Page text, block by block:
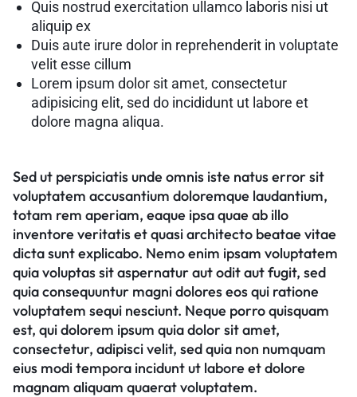
Quis nostrud exercitation ullamco laboris nisi ut
aliquip ex
Duis aute irure dolor in reprehenderit in voluptate
velit esse cillum
Lorem ipsum dolor sit amet, consectetur
adipisicing elit, sed do incididunt ut labore et
dolore magna aliqua.
Sed ut perspiciatis unde omnis iste natus error sit
voluptatem accusantium doloremque laudantium,
totam rem aperiam, eaque ipsa quae ab illo
inventore veritatis et quasi architecto beatae vitae
dicta sunt explicabo. Nemo enim ipsam voluptatem
quia voluptas sit aspernatur aut odit aut fugit, sed
quia consequuntur magni dolores eos qui ratione
voluptatem sequi nesciunt. Neque porro quisquam
est, qui dolorem ipsum quia dolor sit amet,
consectetur, adipisci velit, sed quia non numquam
eius modi tempora incidunt ut labore et dolore
magnam aliquam quaerat voluptatem.